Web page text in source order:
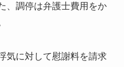
、調停は弁護士費用をか
気に対して慰謝料を請求